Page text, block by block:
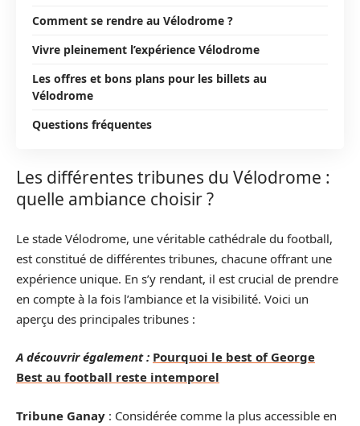
Comment se rendre au Vélodrome ?
Vivre pleinement l’expérience Vélodrome
Les offres et bons plans pour les billets au
Vélodrome
Questions fréquentes
Les différentes tribunes du Vélodrome :
quelle ambiance choisir ?
Le stade Vélodrome, une véritable cathédrale du football,
est constitué de différentes tribunes, chacune offrant une
expérience unique. En s’y rendant, il est crucial de prendre
en compte à la fois l’ambiance et la visibilité. Voici un
aperçu des principales tribunes :
A découvrir également : Pourquoi le best of George
Best au football reste intemporel
Tribune Ganay : Considérée comme la plus accessible en